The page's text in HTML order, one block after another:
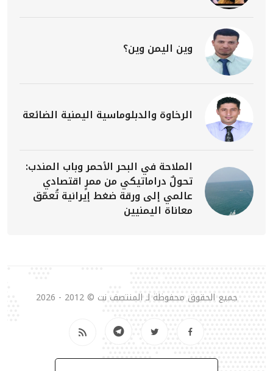
وين اليمن وين؟
الرخاوة والدبلوماسية اليمنية الضائعة
الملاحة في البحر الأحمر وباب المندب:
تحولٌ دراماتيكي من ممرٍ اقتصادي
عالمي إلى ورقة ضغط إيرانية تُعمّق
معاناة اليمنيين
جميع الحقوق محفوظة لـ المنتصف نت © 2012 - 2026